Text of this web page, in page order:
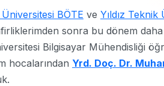
BÖTE ve Yıldız
sonra bu dönem daha
Bilgisayar Mühendisliği
hocalarından Yrd. Doç. Dr.